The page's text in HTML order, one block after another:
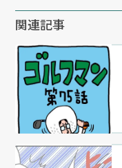
関連記事